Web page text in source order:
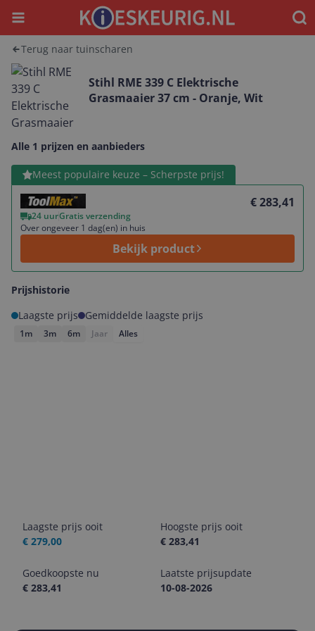
Menu
Terug naar tuinscharen
Stihl RME 339 C Elektrische
Grasmaaier 37 cm - Oranje, Wit
Alle 1 prijzen en aanbieders
Meest populaire keuze – Scherpste prijs!
€ 283,41
24 uurGratis verzending
Over ongeveer 1 dag(en) in huis
Bekijk product
Bekijk product
Prijshistorie
Laagste prijs
Gemiddelde laagste prijs
1m 3m 6m Jaar Alles
Laagste prijs ooit
€ 279,00
Hoogste prijs ooit
€ 283,41
Goedkoopste nu
€ 283,41
Laatste prijsupdate
10-08-2026